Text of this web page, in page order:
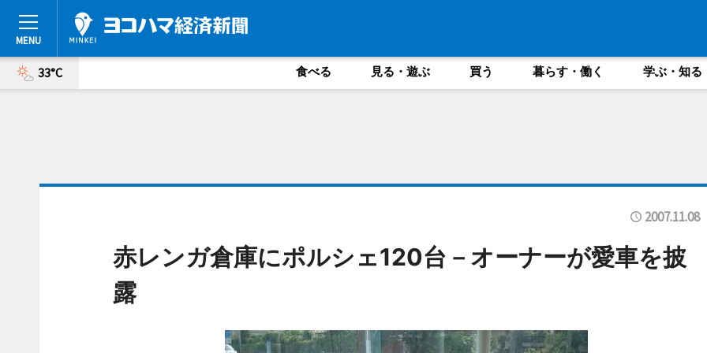
33°C 食べる 見る・遊ぶ 買う 暮らす・働く 学ぶ・知る
2007.11.08
赤レンガ倉庫にポルシェ120台－オーナーが愛車を披
露